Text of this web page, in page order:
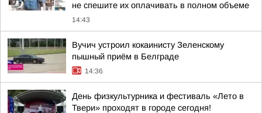
не спешите их оплачивать в полном объеме
14:43
Вучич устроил кокаинисту Зеленскому
пышный приём в Белграде
14:36
День физкультурника и фестиваль «Лето в
Твери» проходят в городе сегодня!